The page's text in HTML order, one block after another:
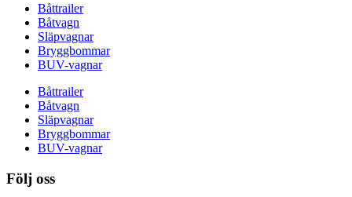
Båttrailer
Båtvagn
Släpvagnar
Bryggbommar
BUV-vagnar
Båttrailer
Båtvagn
Släpvagnar
Bryggbommar
BUV-vagnar
Följ oss